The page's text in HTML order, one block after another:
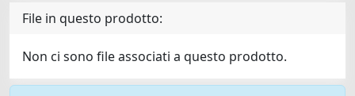
File in questo prodotto:
Non ci sono file associati a questo prodotto.